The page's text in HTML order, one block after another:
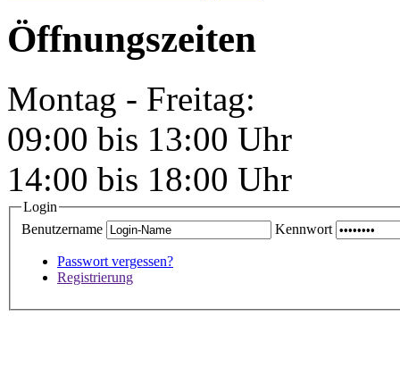
Öffnungszeiten
Montag - Freitag:
09:00 bis 13:00 Uhr
14:00 bis 18:00 Uhr
Login
Benutzername
Kennwort
Passwort vergessen?
Registrierung